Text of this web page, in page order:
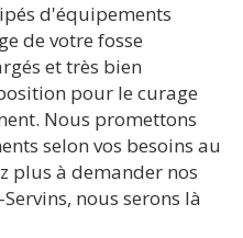
d'équipements
de votre fosse
et très bien
pour le curage
Nous promettons
selon vos besoins au
plus à demander nos
nous serons là